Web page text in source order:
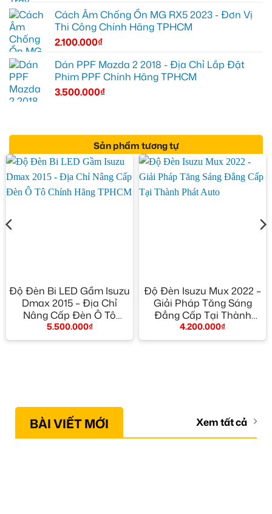
Cách Âm Chống Ồn MG RX5 2023 - Đơn Vị
Thi Công Chính Hãng TPHCM
2.100.000₫
Dán PPF Mazda 2 2018 - Địa Chỉ Lắp Đặt
Phim PPF Chính Hãng TPHCM
3.500.000₫
Sản phẩm tương tự
Độ Đèn Bi LED Gầm Isuzu
Dmax 2015 – Địa Chỉ
Nâng Cấp Đèn Ô Tô
Chính Hãng TPHCM
5.500.000₫
Độ Đèn Isuzu Mux 2022 –
Giải Pháp Tăng Sáng
Đẳng Cấp Tại Thành
Phát Auto
4.200.000₫
BÀI VIẾT MỚI Xem tất cả